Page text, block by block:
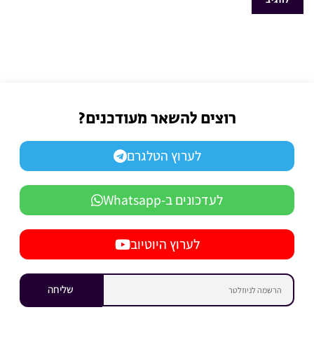
רוצים להשאר מעודכנים?
לערוץ הטלגרם
לעדכונים ב-Whatsapp
לערוץ היוטיוב
שליחה